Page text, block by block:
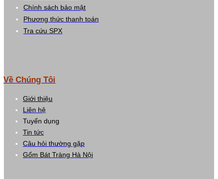
Chính sách bảo mật
Phương thức thanh toán
Tra cứu SPX
Về Chúng Tôi
Giới thiệu
Liên hệ
Tuyển dụng
Tin tức
Câu hỏi thường gặp
Gốm Bát Tràng Hà Nội